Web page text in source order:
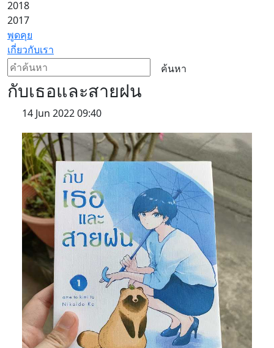
2018
2017
พูดคุย
เกี่ยวกับเรา
ค้นหา
กับเธอและสายฝน
14 Jun 2022 09:40